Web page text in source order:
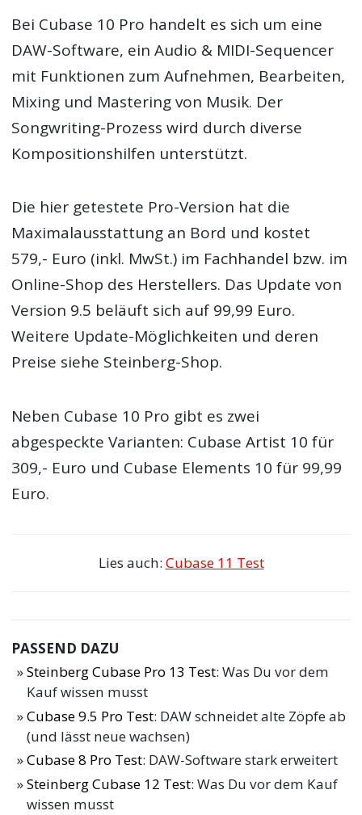
Bei Cubase 10 Pro handelt es sich um eine
DAW-Software, ein Audio & MIDI-Sequencer
mit Funktionen zum Aufnehmen, Bearbeiten,
Mixing und Mastering von Musik. Der
Songwriting-Prozess wird durch diverse
Kompositionshilfen unterstützt.
Die hier getestete Pro-Version hat die
Maximalausstattung an Bord und kostet
579,- Euro (inkl. MwSt.) im Fachhandel bzw. im
Online-Shop des Herstellers. Das Update von
Version 9.5 beläuft sich auf 99,99 Euro.
Weitere Update-Möglichkeiten und deren
Preise siehe Steinberg-Shop.
Neben Cubase 10 Pro gibt es zwei
abgespeckte Varianten: Cubase Artist 10 für
309,- Euro und Cubase Elements 10 für 99,99
Euro.
Lies auch: Cubase 11 Test
PASSEND DAZU
Steinberg Cubase Pro 13 Test: Was Du vor dem
Kauf wissen musst
Cubase 9.5 Pro Test: DAW schneidet alte Zöpfe ab
(und lässt neue wachsen)
Cubase 8 Pro Test: DAW-Software stark erweitert
Steinberg Cubase 12 Test: Was Du vor dem Kauf
wissen musst